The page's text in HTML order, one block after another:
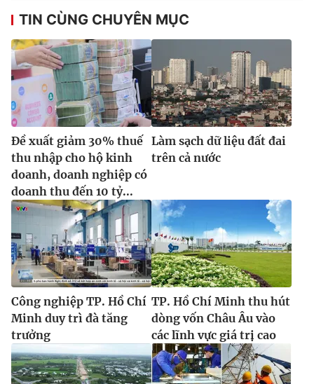
TIN CÙNG CHUYÊN MỤC
Đề xuất giảm 30% thuế
thu nhập cho hộ kinh
doanh, doanh nghiệp có
doanh thu đến 10 tỷ...
Làm sạch dữ liệu đất đai
trên cả nước
Công nghiệp TP. Hồ Chí
Minh duy trì đà tăng
trưởng
TP. Hồ Chí Minh thu hút
dòng vốn Châu Âu vào
các lĩnh vực giá trị cao